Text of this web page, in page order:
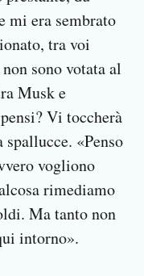
mi era sembrato
tra voi
sono votata al
Musk e
Vi toccherà
«Penso
vogliono
rimediamo
Ma tanto non
intorno».